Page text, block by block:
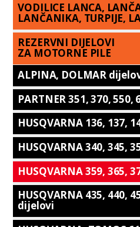
VODILICE LANCA,
LANČANIKA, TURPIJE,
REZERVNI DIJELOVI
ZA MOTORNE PILE
ALPINA, DOLMAR
PARTNER 351, 370,
HUSQVARNA 136, 137,
HUSQVARNA 340, 345,
HUSQVARNA 359, 365,
HUSQVARNA 435, 440,
dijelovi